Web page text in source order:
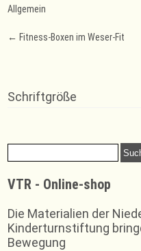
Allgemein
Post
← Fitness-Boxen im Weser-Fit
Schriftgröße
Suchen
nach:
VTR - Online-shop
Die Materialien der
Kinderturnstiftung
Bewegung